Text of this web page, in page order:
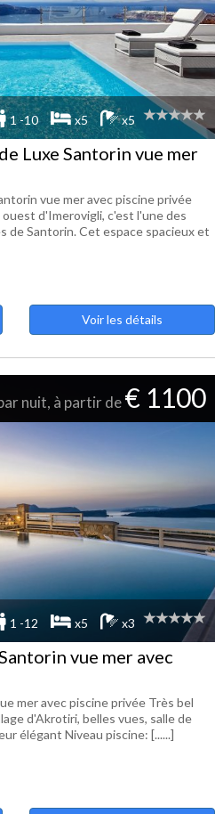
1 -10 x5 x5
Luxe Santorin vue mer
vue mer avec piscine privée
d'Imerovigli, c'est l'une des
de Santorin. Cet espace spacieux et
Voir les détails
nuit, à partir de€ 1100
1 -12 x5 x3
vue mer avec
mer avec piscine privée Très bel
d'Akrotiri, belles vues, salle de
élégant Niveau piscine: [......]